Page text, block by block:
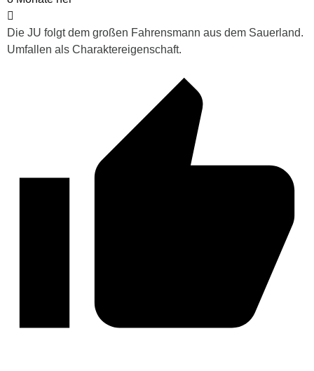
Die JU folgt dem großen Fahrensmann aus dem Sauerland.
Umfallen als Charaktereigenschaft.